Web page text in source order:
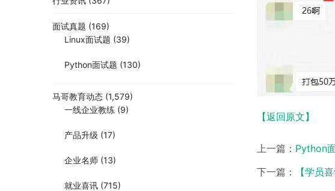
【返回原文】
上一篇： Python
下一篇：
【学员
面试真题 (169)
Linux面试题 (39)
Python面试题 (130)
马哥教育动态 (1,579)
一线企业教练 (9)
产品升级 (17)
企业名师 (13)
就业喜讯 (715)